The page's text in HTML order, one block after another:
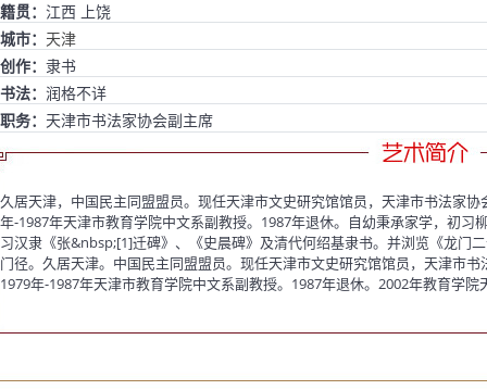
籍贯： 江西 上饶
城市： 天津
创作： 隶书
书法： 润格不详
职务： 天津市书法家协会副主席
久居天津，中国民主同盟盟员。现任天津市文史研究馆馆员，天津市书法家
年-1987年天津市教育学院中文系副教授。1987年退休。自幼秉承家学，初
习汉隶《张&nbsp;[1]迁碑》、《史晨碑》及清代何绍基隶书。并浏览《龙门
门径。久居天津。中国民主同盟盟员。现任天津市文史研究馆馆员，天津市
1979年-1987年天津市教育学院中文系副教授。1987年退休。2002年教育学